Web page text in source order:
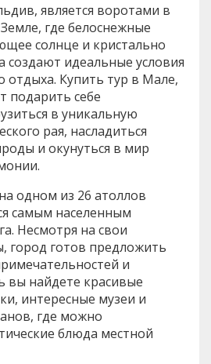
является воротами в
где белоснежные
солнце и кристально
создают идеальные условия
отдыха. Купить тур в Мале,
подарить себе
в уникальную
рая, насладиться
и окунуться в мир
одном из 26 атоллов
самым населенным
Несмотря на свои
город готов предложить
и
вы найдете красивые
интересные музеи и
где можно
блюда местной